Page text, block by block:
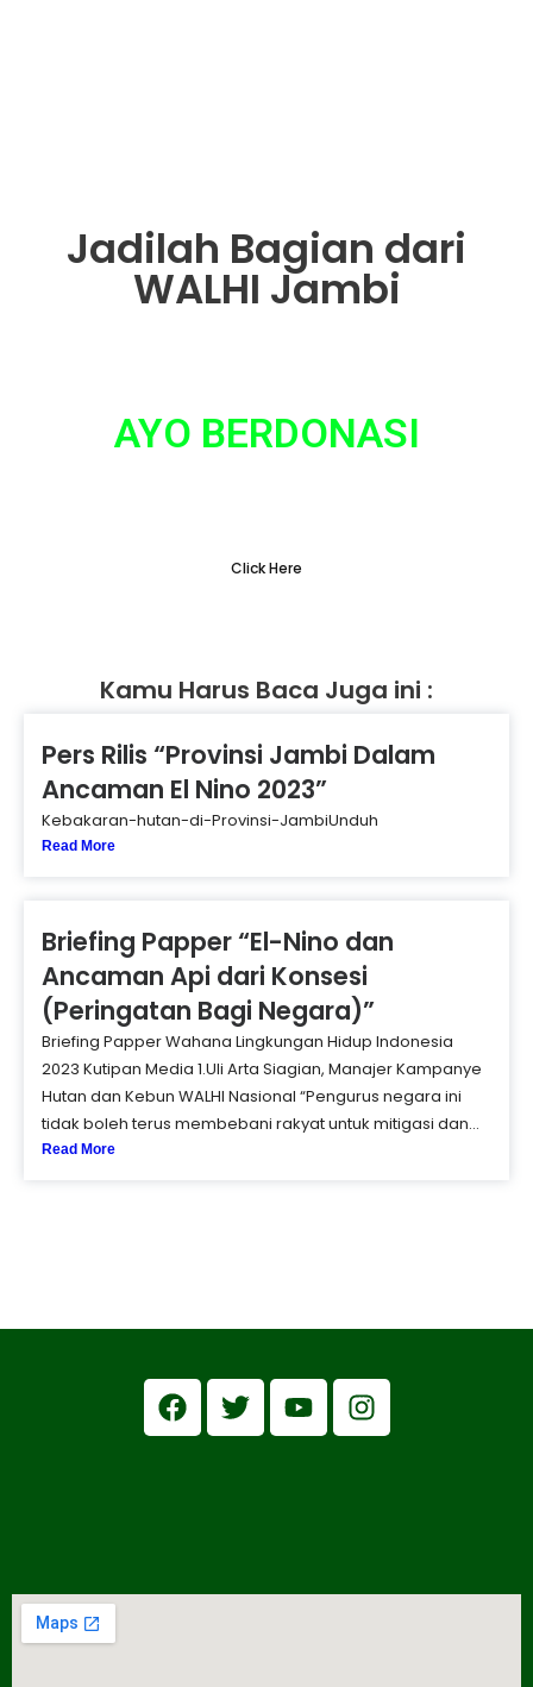
Jadilah Bagian dari
WALHI Jambi
AYO BERDONASI
Click Here
Kamu Harus Baca Juga ini :
Pers Rilis “Provinsi Jambi Dalam
Ancaman El Nino 2023”
Kebakaran-hutan-di-Provinsi-JambiUnduh
Read More
Briefing Papper “El-Nino dan
Ancaman Api dari Konsesi
(Peringatan Bagi Negara)”
Briefing Papper Wahana Lingkungan Hidup Indonesia
2023 Kutipan Media 1.Uli Arta Siagian, Manajer Kampanye
Hutan dan Kebun WALHI Nasional “Pengurus negara ini
tidak boleh terus membebani rakyat untuk mitigasi dan...
Read More